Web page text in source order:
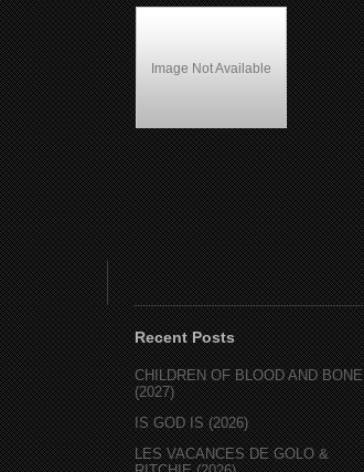
Image Not Available
Shaft (2000)
Recent Posts
CHILDREN OF BLOOD AND BONE
(2027)
IS GOD IS (2026)
LES VACANCES DE GOLO &